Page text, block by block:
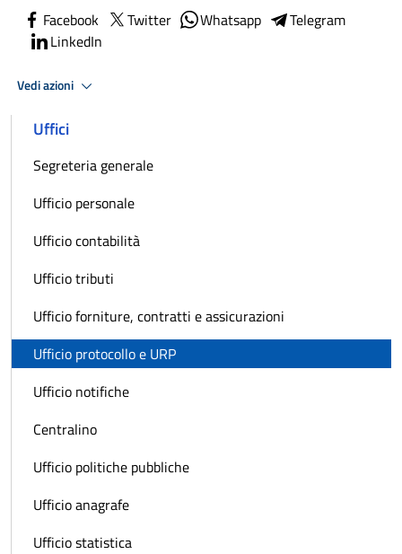
Facebook Twitter Whatsapp
Telegram
LinkedIn
Vedi azioni
Uffici
Segreteria generale
Ufficio personale
Ufficio contabilità
Ufficio tributi
Ufficio forniture, contratti e assicurazioni
Ufficio protocollo e URP
Ufficio notifiche
Centralino
Ufficio politiche pubbliche
Ufficio anagrafe
Ufficio statistica